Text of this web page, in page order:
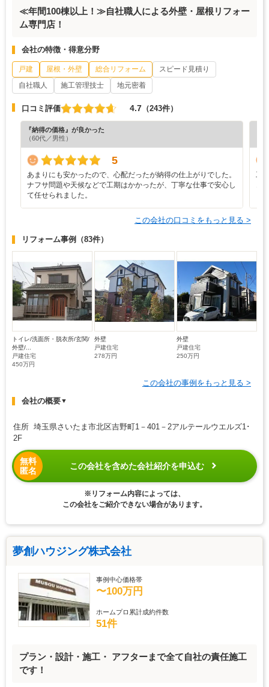
≪年間100棟以上！≫自社職人による外壁・屋根リフォー
ム専門店！
会社の特徴・得意分野
戸建 屋根・外壁 総合リフォーム
スピード見積り
自社職人
施工管理技士 地元密着
口コミ評価 4.7 （243件）
『納得の価格』が良かった
（60代／男性）
5
あまりにも安かったので、心配だったが納得の仕上がりでした。
ナフサ問題や天候などで工期はかかったが、丁寧な仕事で安心し
て任せられました。
工
この会社の口コミをもっと見る >
リフォーム事例 （83件）
トイレ/洗面所・脱衣所/玄関/
外壁/...
戸建住宅
450万円
外壁
戸建住宅
278万円
外壁
戸建住宅
250万円
この会社の事例をもっと見る >
会社の概要▼
住所 埼玉県さいたま市北区吉野町1－401－2アルテールウエルズ1･
2F
無料
匿名
この会社を含めた会社紹介を申込む
※リフォーム内容によっては、
この会社をご紹介できない場合があります。
夢創ハウジング株式会社
事例中心価格帯
〜100万円
ホームプロ累計成約件数
51件
プラン・設計・施工・ アフターまで全て自社の責任施工
です！